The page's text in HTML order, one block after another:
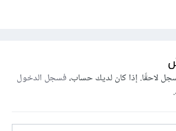
لاحقًا. إذا كان لديك حساب،فسجل الدخول